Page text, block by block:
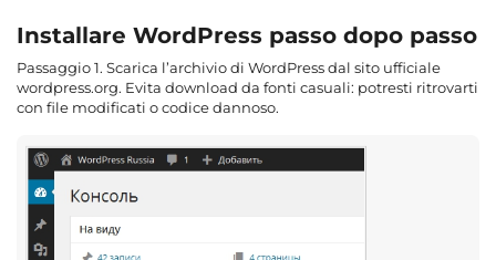
Installare WordPress passo dopo passo
Passaggio 1. Scarica l’archivio di WordPress dal sito ufficiale
wordpress.org. Evita download da fonti casuali: potresti ritrovarti
con file modificati o codice dannoso.